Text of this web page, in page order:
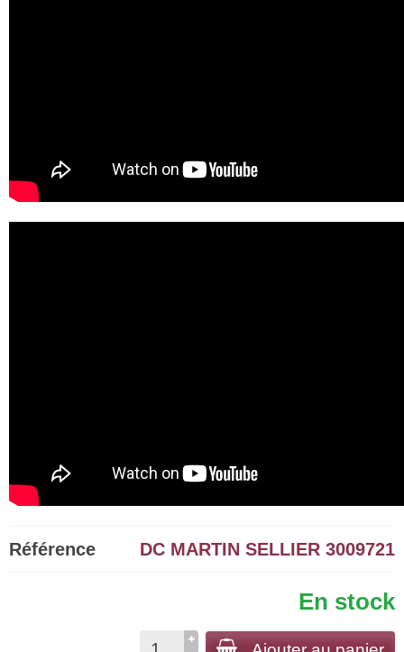
Référence DC MARTIN SELLIER 3009721
En stock